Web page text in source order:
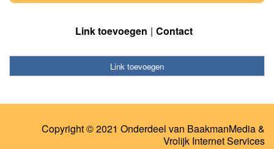
Link toevoegen Contact
Link toevoegen
Copyright © 2021 Onderdeel van BaakmanMedia&
Vrolijk Internet Services